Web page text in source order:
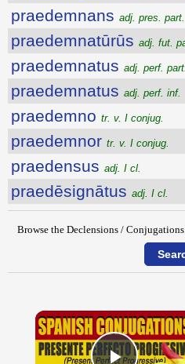
praedemnans adj. pres.
praedemnatūrūs adj. fut.
praedemnatus adj. perf.
praedemnatus adj. perf. inf.
praedemno tr. v. I conjug.
praedemnor tr. v. I conjug.
praedensus adj. I cl.
praedēsignātus adj. I cl.
Browse the Declensions /